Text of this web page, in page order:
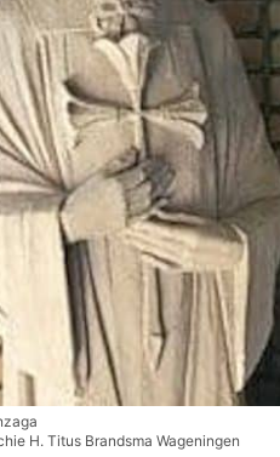
H. Titus Brandsma Wageningen